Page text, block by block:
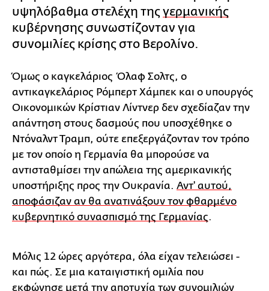
υψηλόβαθμα στελέχη τηςγερμανικής
κυβέρνησης συνωστίζονταν για
συνομιλίες κρίσης στο Βερολίνο.
Όμως ο καγκελάριος Όλαφ Σολτς, ο
αντικαγκελάριος Ρόμπερτ Χάμπεκ και ο υπουργός
Οικονομικών Κρίστιαν Λίντνερ δεν σχεδίαζαν την
απάντηση στους δασμούς που υποσχέθηκε ο
Ντόναλντ Τραμπ, ούτε επεξεργάζονταν τον τρόπο
με τον οποίο η Γερμανία θα μπορούσε να
αντισταθμίσει την απώλεια της αμερικανικής
υποστήριξης προς την Ουκρανία. Αντ' αυτού,
αποφάσιζαν αν θα ανατινάξουν τον φθαρμένο
κυβερνητικό συνασπισμό της Γερμανίας.
Μόλις 12 ώρες αργότερα, όλα είχαν τελειώσει -
και πώς. Σε μια καταιγιστική ομιλία που
εκφώνησε μετά την αποτυχία των συνομιλιών